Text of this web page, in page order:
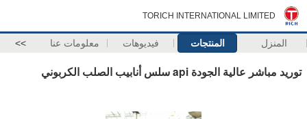
TORICH INTERNATIONAL LIMITED
المنزل المنتجات فيديوهات معلومات عنا >>
توريد مباشر عالية الجودة api سلس أنابيب الصلب الكربوني